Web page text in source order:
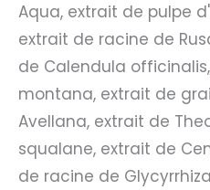
Aqua, extrait de pulpe
extrait de racine de
de Calendula
montana, extrait de
Avellana, extrait de
squalane, extrait de
de racine de